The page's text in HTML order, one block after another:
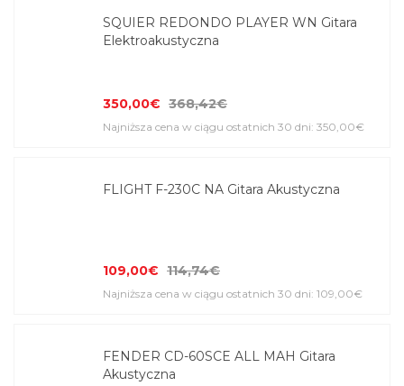
SQUIER REDONDO PLAYER WN Gitara
Elektroakustyczna
350,00€ 368,42€
Najniższa cena w ciągu ostatnich 30 dni: 350,00€
FLIGHT F-230C NA Gitara Akustyczna
109,00€ 114,74€
Najniższa cena w ciągu ostatnich 30 dni: 109,00€
FENDER CD-60SCE ALL MAH Gitara
Akustyczna